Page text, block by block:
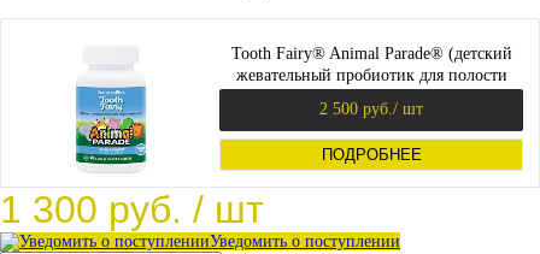
Tooth Fairy® Animal Parade® (детский
жевательный пробиотик для полости
2 500 руб./ шт
ПОДРОБНЕЕ
1 300 руб. / шт
Уведомить о поступлении